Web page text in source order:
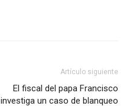
Artículo siguiente
El fiscal del papa Francisco
investiga un caso de blanqueo